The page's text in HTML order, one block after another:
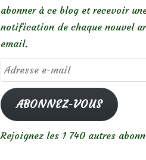
abonner à ce blog et recevoir
notification de chaque nouvel
email.
Adresse
e-
mailABONNEZ-VOUS
Rejoignez les 1 740 autres